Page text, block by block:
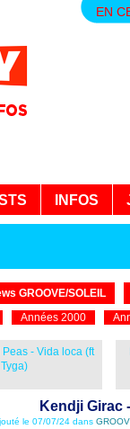
EN
INFOS
GROOVE/SOLEIL
Années 2000
Peas - Vida loca (ft
Kendji Girac
le 07/07/24 dans